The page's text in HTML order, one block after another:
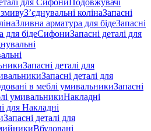
для СифониПодовжувачі
З’єднувальні колінаЗапасні
Зливна арматура для бідеЗапасні
для бідеСифониЗапасні деталі для
Запасні деталі для
Запасні деталі для
в меблі умивальникиЗапасні
умивальникиНакладні
для Накладні
Запасні деталі для
Вбудовані